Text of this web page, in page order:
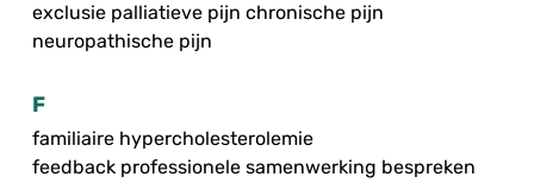
exclusie palliatieve pijn chronische pijn
neuropathische pijn
F
familiaire hypercholesterolemie
feedback professionele samenwerking bespreken